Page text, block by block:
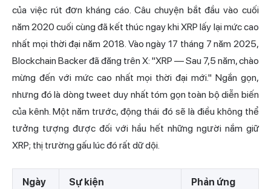
của việc rút đơn kháng cáo. Câu chuyện bắt đầu vào cuối
năm 2020 cuối cùng đã kết thúc ngay khi XRP lấy lại mức cao
nhất mọi thời đại năm 2018. Vào ngày 17 tháng 7 năm 2025,
Blockchain Backer đã đăng trên X: "XRP — Sau 7,5 năm, chào
mừng đến với mức cao nhất mọi thời đại mới." Ngắn gọn,
nhưng đó là dòng tweet duy nhất tóm gọn toàn bộ diễn biến
của kênh. Một năm trước, động thái đó sẽ là điều không thể
tưởng tượng được đối với hầu hết những người nắm giữ
XRP; thị trường gấu lúc đó rất dữ dội.
Ngày Sự kiện
Phản ứng